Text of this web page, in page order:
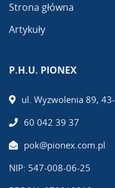
Strona główna
Artykuły
P.H.U. PIONEX
ul. Wyzwolenia 89,
60 042 39 37
pok@pionex.com.pl
NIP: 547-008-06-25